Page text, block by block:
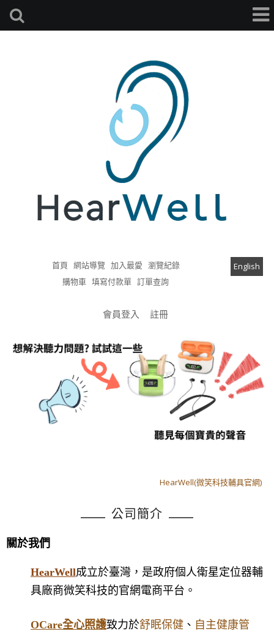
首頁 網站導覽 加入最愛 English
瀏覽紀錄
購物車 填寫付款單 訂單查詢
會員登入 註冊
HearWell(微笑科技輔具官網)
公司簡介
關於我們
HearWell成立於臺灣，是政府個人衛星定位器輔
具廠商微笑科技的官網電商平台。
OCare全心照護致力於舒眠保健 、 自主健康管